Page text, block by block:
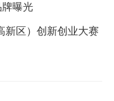
曝光
区）创新创业大赛